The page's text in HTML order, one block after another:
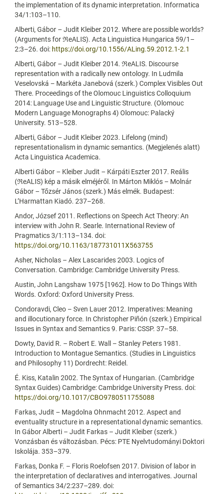
the implementation of its dynamic interpretation. Informatica
34/1:103–110.
Alberti, Gábor – Judit Kleiber 2012. Where are possible worlds?
(Arguments for ℜeALIS). Acta Linguistica Hungarica 59/1–
2:3–26. doi: https://doi.org/10.1556/ALing.59.2012.1-2.1
Alberti, Gábor – Judit Kleiber 2014. ℜeALIS. Discourse
representation with a radically new ontology. In Ludmila
Veselovská – Markéta Janebová (szerk.) Complex Visibles Out
There. Proceedings of the Olomouc Linguistics Colloquium
2014: Language Use and Linguistic Structure. (Olomouc
Modern Language Monographs 4) Olomouc: Palacký
University. 513–528.
Alberti, Gábor – Judit Kleiber 2023. Lifelong (mind)
representationalism in dynamic semantics. (Megjelenés alatt)
Acta Linguistica Academica.
Alberti Gábor – Kleiber Judit – Kárpáti Eszter 2017. Reális
(ℜeALIS) kép a másik elméjéről. In Márton Miklós – Molnár
Gábor – Tőzsér János (szerk.) Más elmék. Budapest:
L’Harmattan Kiadó. 237–268.
Andor, József 2011. Reflections on Speech Act Theory: An
interview with John R. Searle. International Review of
Pragmatics 3/1:113–134. doi:
https://doi.org/10.1163/187731011X563755
Asher, Nicholas – Alex Lascarides 2003. Logics of
Conversation. Cambridge: Cambridge University Press.
Austin, John Langshaw 1975 [1962]. How to Do Things With
Words. Oxford: Oxford University Press.
Condoravdi, Cleo – Sven Lauer 2012. Imperatives: Meaning
and illocutionary force. In Christopher Piñón (szerk.) Empirical
Issues in Syntax and Semantics 9. Paris: CSSP. 37–58.
Dowty, David R. – Robert E. Wall – Stanley Peters 1981.
Introduction to Montague Semantics. (Studies in Linguistics
and Philosophy 11) Dordrecht: Reidel.
É. Kiss, Katalin 2002. The Syntax of Hungarian. (Cambridge
Syntax Guides) Cambridge: Cambridge University Press. doi:
https://doi.org/10.1017/CBO9780511755088
Farkas, Judit – Magdolna Ohnmacht 2012. Aspect and
eventuality structure in a representational dynamic semantics.
In Gábor Alberti – Judit Farkas – Judit Kleiber (szerk.)
Vonzásban és változásban. Pécs: PTE Nyelvtudományi Doktori
Iskolája. 353–379.
Farkas, Donka F. – Floris Roelofsen 2017. Division of labor in
the interpretation of declaratives and interrogatives. Journal
of Semantics 34/2:237–289. doi: